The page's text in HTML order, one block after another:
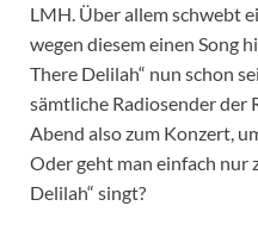
LMH. Über allem schwebt
wegen diesem einen Song
There Delilah“ nun schon
sämtliche Radiosender der
Abend also zum Konzert,
Oder geht man einfach nur
Delilah“ singt?